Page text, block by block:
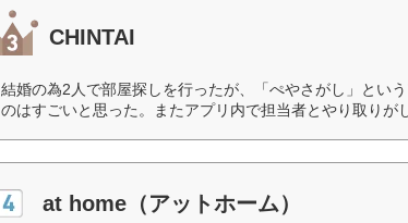
CHINTAI
結婚の為2人で部屋探しを行ったが、「ぺやさがし」とい
のはすごいと思った。またアプリ内で担当者とやり取りが
at home（アットホーム）